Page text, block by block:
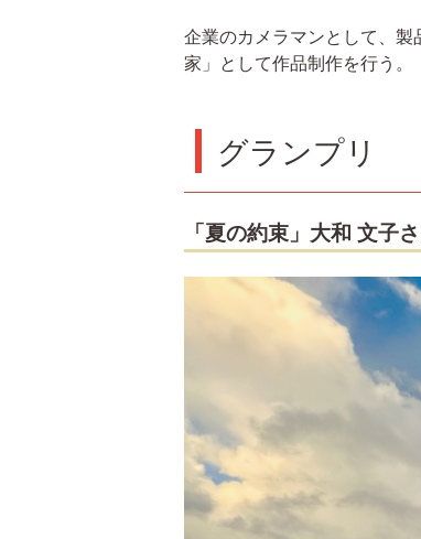
企業のカメラマンとして、
家」として作品制作を行う。
グランプリ
「夏の約束」大和 文子